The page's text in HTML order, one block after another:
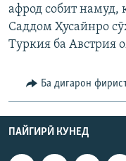
афрод собит намуд,
Саддом Ҳусайнро
Туркия ба Австрия
Ба дигарон
ПАЙГИРӢ КУНЕД